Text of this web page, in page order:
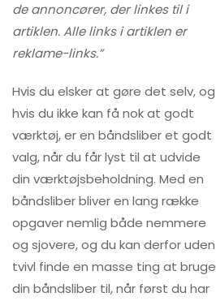
de annoncører, der linkes til i
artiklen. Alle links i artiklen er
reklame-links.”
Hvis du elsker at gøre det selv, og
hvis du ikke kan få nok at godt
værktøj, er en båndsliber et godt
valg, når du får lyst til at udvide
din værktøjsbeholdning. Med en
båndsliber bliver en lang række
opgaver nemlig både nemmere
og sjovere, og du kan derfor uden
tvivl finde en masse ting at bruge
din båndsliber til, når først du har